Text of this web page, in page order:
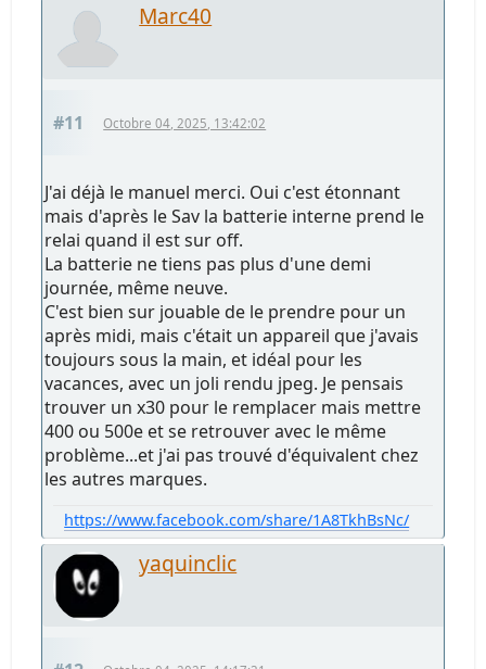
Marc40
#11 Octobre 04, 2025, 13:42:02
J'ai déjà le manuel merci. Oui c'est étonnant
mais d'après le Sav la batterie interne prend le
relai quand il est sur off.
La batterie ne tiens pas plus d'une demi
journée, même neuve.
C'est bien sur jouable de le prendre pour un
après midi, mais c'était un appareil que j'avais
toujours sous la main, et idéal pour les
vacances, avec un joli rendu jpeg. Je pensais
trouver un x30 pour le remplacer mais mettre
400 ou 500e et se retrouver avec le même
problème...et j'ai pas trouvé d'équivalent chez
les autres marques.
https://www.facebook.com/share/1A8TkhBsNc/
yaquinclic